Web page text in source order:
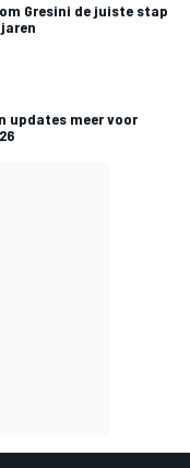
Gresini de juiste stap
updates meer voor